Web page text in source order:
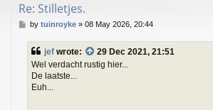
Re: Stilletjes.
P
s
by tuinroyke» 08 May 2026, 20:44
jef wrote:
29 Dec 2021, 21:51
Wel verdacht rustig hier...
De laatste...
Euh...